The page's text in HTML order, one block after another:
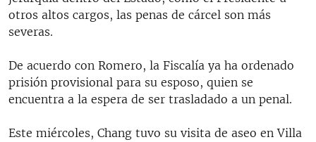
otros altos cargos, las penas de cárcel son más
severas.
De acuerdo con Romero, la Fiscalía ya ha ordenado
prisión provisional para su esposo, quien se
encuentra a la espera de ser trasladado a un penal.
Este miércoles, Chang tuvo su visita de aseo en Villa